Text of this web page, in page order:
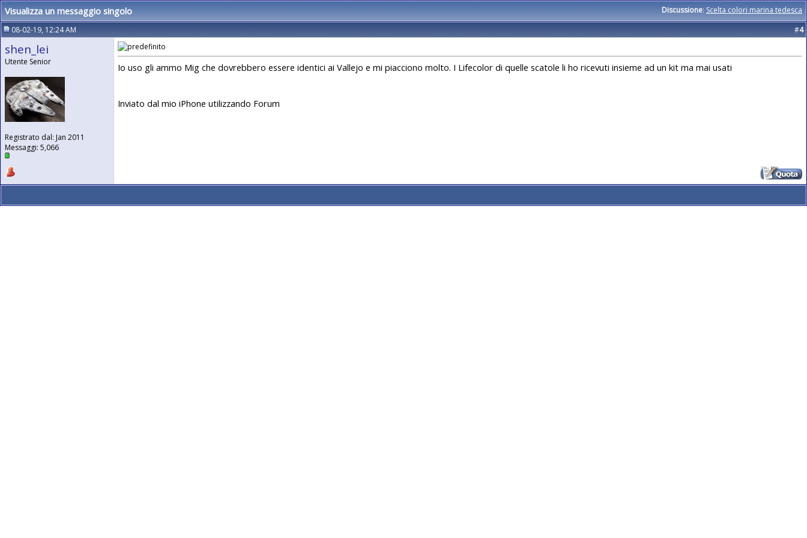
Discussione: Scelta colori marina tedesca
Visualizza un messaggio singolo
08-02-19, 12:24 AM #4
shen_lei
Utente Senior
Registrato dal: Jan 2011
Messaggi: 5,066
Io uso gli ammo Mig che dovrebbero essere identici ai Vallejo e mi piacciono molto. I Lifecolor di quelle scatole li ho ricevuti insieme ad un kit ma mai usati
Inviato dal mio iPhone utilizzando Forum